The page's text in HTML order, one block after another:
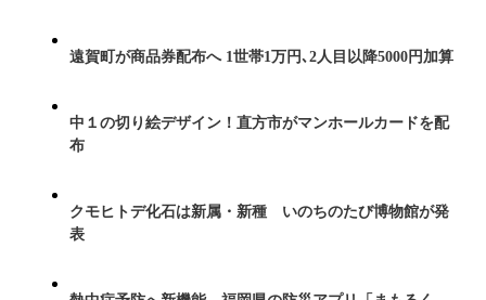
遠賀町が商品券配布へ 1世帯1万円､2人目以降5000円加算
中１の切り絵デザイン！直方市がマンホールカードを配
布
クモヒトデ化石は新属・新種 いのちのたび博物館が発
表